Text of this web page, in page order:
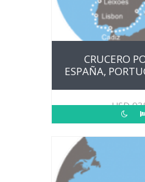
CRUCERO
ESPAÑA,
USD